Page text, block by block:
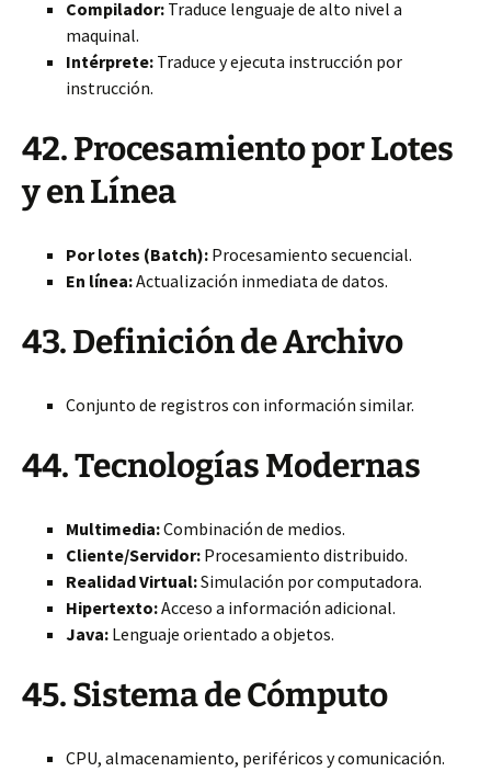
Compilador: Traduce lenguaje de alto nivel a
maquinal.
Intérprete: Traduce y ejecuta instrucción por
instrucción.
42. Procesamiento por Lotes
y en Línea
Por lotes (Batch): Procesamiento secuencial.
En línea:Actualización inmediata de datos.
43. Definición de Archivo
Conjunto de registros con información similar.
44. Tecnologías Modernas
Multimedia:Combinación de medios.
Cliente/Servidor: Procesamiento distribuido.
Realidad Virtual:Simulación por computadora.
Hipertexto:Acceso a información adicional.
Java: Lenguaje orientado a objetos.
45. Sistema de Cómputo
CPU, almacenamiento, periféricos y comunicación.